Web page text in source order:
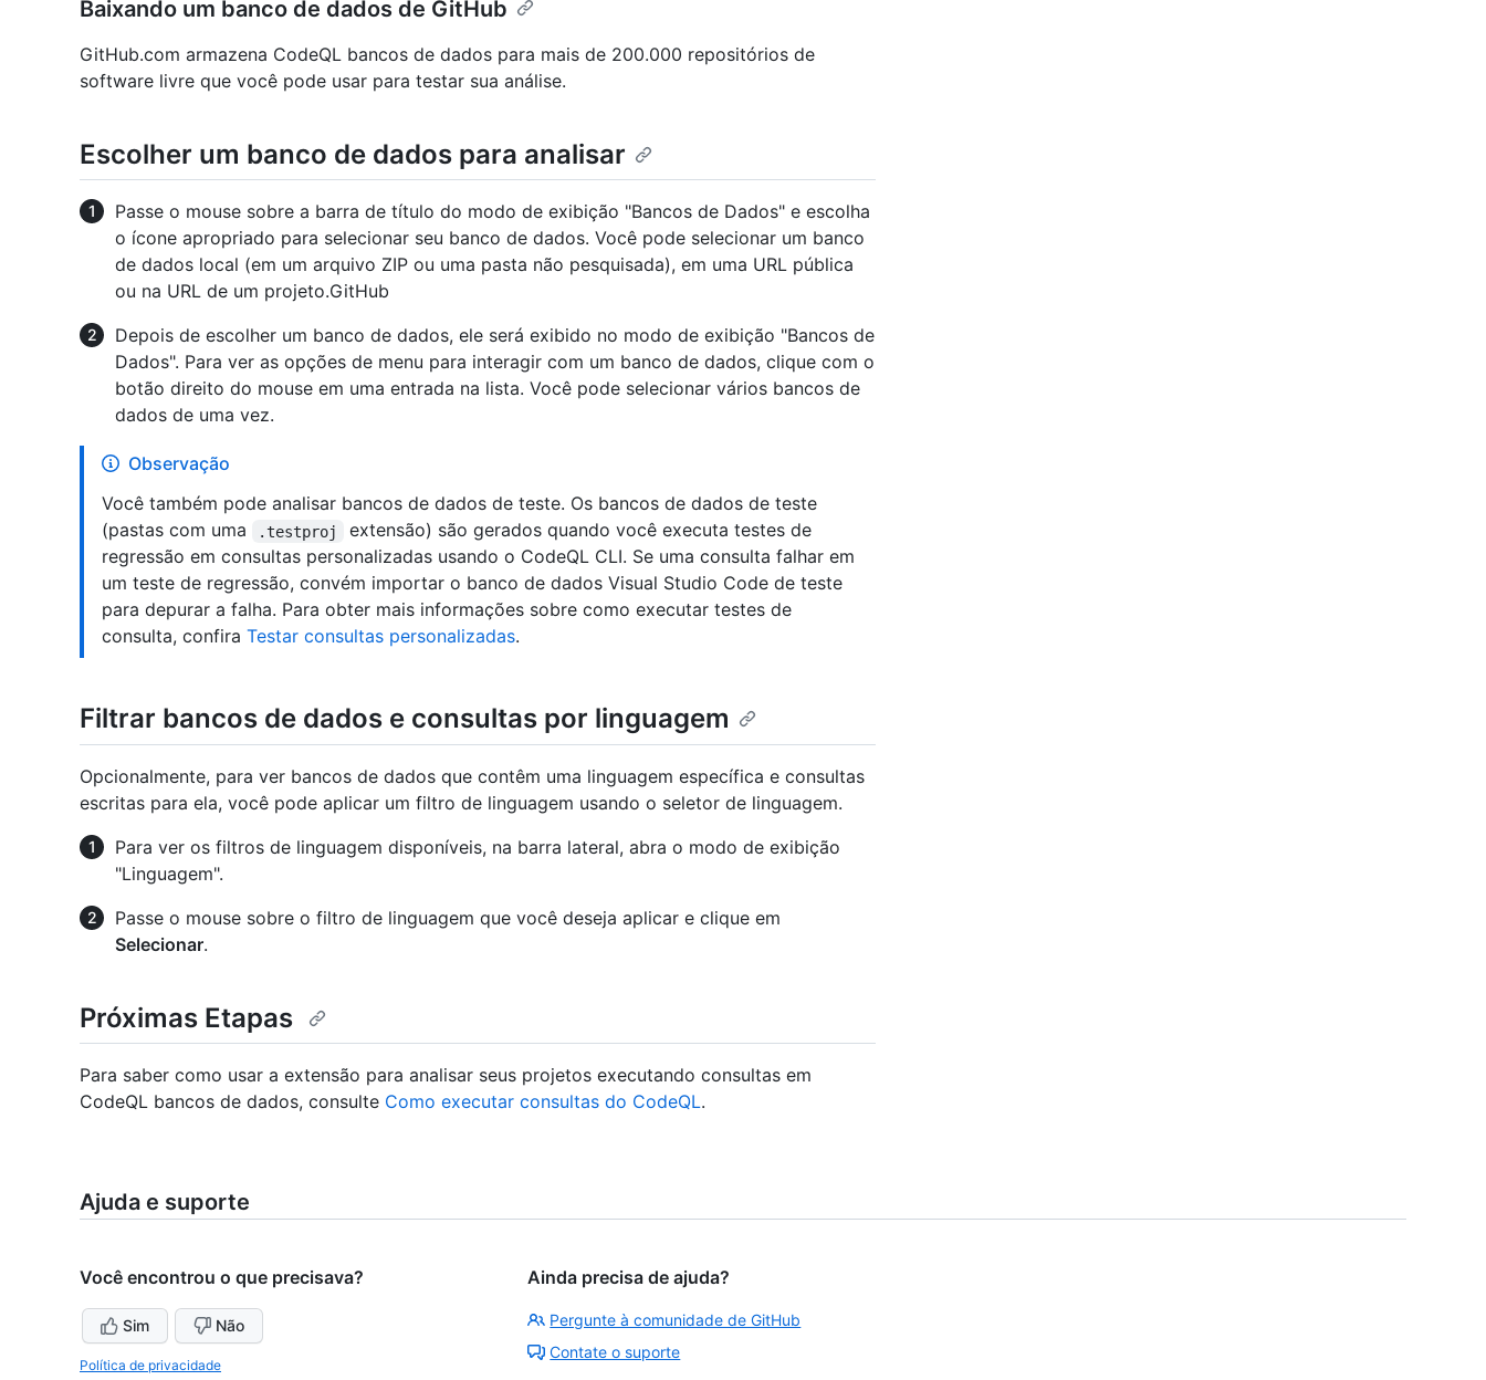
Baixando um banco de dados de GitHub
GitHub.com armazena CodeQL bancos de dados para mais de 200.000 repositórios de
software livre que você pode usar para testar sua análise.
Escolher um banco de dados para analisar
Passe o mouse sobre a barra de título do modo de exibição "Bancos de Dados" e escolha
o ícone apropriado para selecionar seu banco de dados. Você pode selecionar um banco
de dados local (em um arquivo ZIP ou uma pasta não pesquisada), em uma URL pública
ou na URL de um projeto.GitHub
Depois de escolher um banco de dados, ele será exibido no modo de exibição "Bancos de
Dados". Para ver as opções de menu para interagir com um banco de dados, clique com o
botão direito do mouse em uma entrada na lista. Você pode selecionar vários bancos de
dados de uma vez.
Observação
Você também pode analisar bancos de dados de teste. Os bancos de dados de teste
(pastas com uma
.testproj
extensão) são gerados quando você executa testes de
regressão em consultas personalizadas usando o CodeQL CLI. Se uma consulta falhar em
um teste de regressão, convém importar o banco de dados Visual Studio Code de teste
para depurar a falha. Para obter mais informações sobre como executar testes de
consulta, confira Testar consultas personalizadas.
Filtrar bancos de dados e consultas por linguagem
Opcionalmente, para ver bancos de dados que contêm uma linguagem específica e consultas
escritas para ela, você pode aplicar um filtro de linguagem usando o seletor de linguagem.
Para ver os filtros de linguagem disponíveis, na barra lateral, abra o modo de exibição
"Linguagem".
Passe o mouse sobre o filtro de linguagem que você deseja aplicar e clique em
Selecionar.
Próximas Etapas
Para saber como usar a extensão para analisar seus projetos executando consultas em
CodeQL bancos de dados, consulte Como executar consultas do CodeQL.
Ajuda e suporte
Você encontrou o que precisava?
Sim Não
Política de privacidade
Ainda precisa de ajuda?
Pergunte à comunidade de GitHub
Contate o suporte